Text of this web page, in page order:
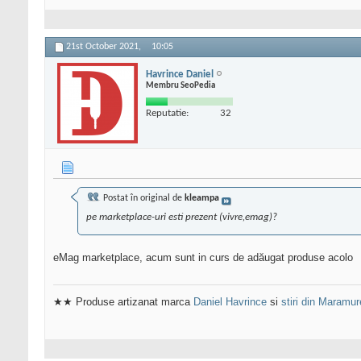
21st October 2021, 10:05
Havrince Daniel
Membru SeoPedia
Reputatie: 32
Postat în original de kleampa
pe marketplace-uri esti prezent (vivre,emag)?
eMag marketplace, acum sunt in curs de adăugat produse acolo
★★ Produse artizanat marca Daniel Havrince si stiri din